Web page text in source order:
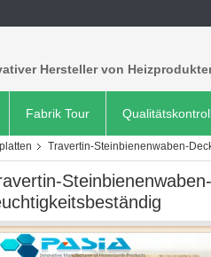
Hersteller von
Fabrik Tour
Travertin-Steinbienenwaben-